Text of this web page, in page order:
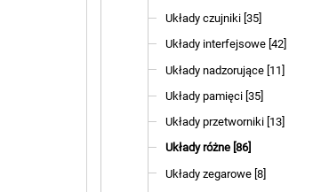
Układy czujniki [35]
Układy interfejsowe [42]
Układy nadzorujące [11]
Układy pamięci [35]
Układy przetworniki [13]
Układy różne [86]
Układy zegarowe [8]